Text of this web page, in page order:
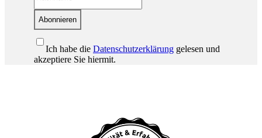
Abonnieren
Ich habe die Datenschutzerklärung gelesen und
akzeptiere Sie hiermit.